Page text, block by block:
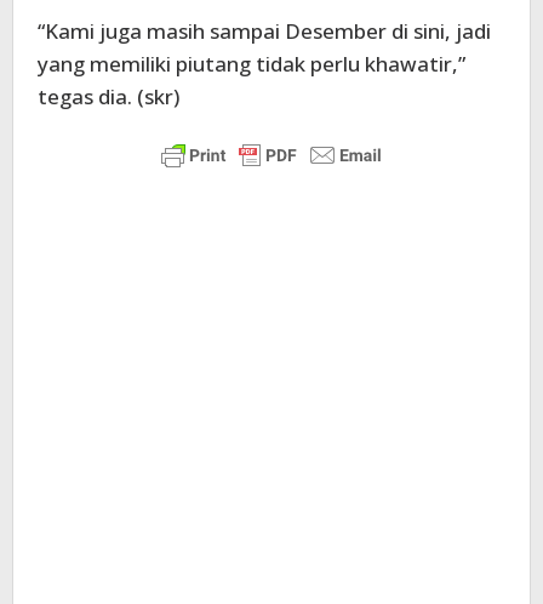
“Kami juga masih sampai Desember di sini, jadi
yang memiliki piutang tidak perlu khawatir,”
tegas dia. (skr)